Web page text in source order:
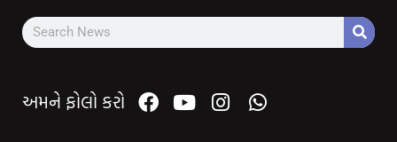
અમને ફોલો કરો